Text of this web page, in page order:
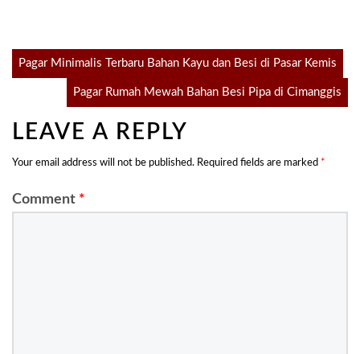
Post
navigation
Pagar Minimalis Terbaru Bahan Kayu dan Besi di Pasar Kemis
Pagar Rumah Mewah Bahan Besi Pipa di Cimanggis
LEAVE A REPLY
Your email address will not be published. Required fields are marked *
Comment *